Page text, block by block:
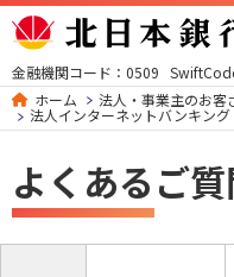
金融機関コード：0509
ホーム
法人・事業主のお客
法人インターネットバンキング
よくあるご